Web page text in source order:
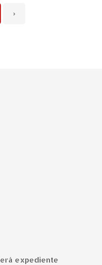
›
expediente